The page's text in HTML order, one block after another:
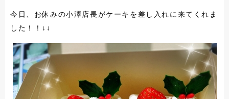
今日、お休みの小澤店長がケーキを差し入れに来てくれま
した！！↓↓